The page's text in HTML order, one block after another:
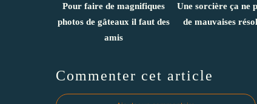
Pour faire de magnifiques
photos de gâteaux il faut des
amis
Une sorcière ça ne
de mauvaises
Commenter cet article